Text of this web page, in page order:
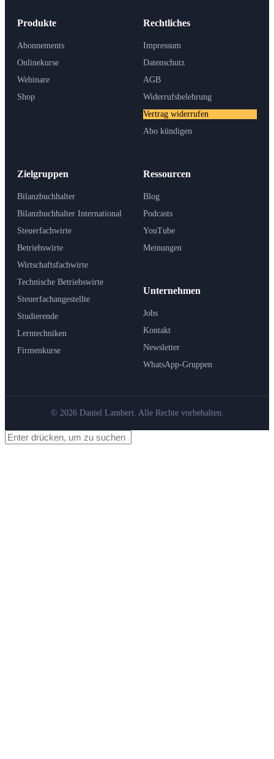
Produkte
Abonnements
Onlinekurse
Webinare
Shop
Zielgruppen
Bilanzbuchhalter
Bilanzbuchhalter International
Steuerfachwirte
Betriebswirte
Wirtschaftsfachwirte
Technische Betriebswirte
Steuerfachangestellte
Studierende
Lerntechniken
Firmenkurse
Ressourcen
Blog
Podcasts
YouTube
Meinungen
Unternehmen
Jobs
Kontakt
Newsletter
WhatsApp-Gruppen
Rechtliches
Impressum
Datenschutz
AGB
Widerrufsbelehrung
Vertrag widerrufen
Abo kündigen
© 2026 Daniel Lambert. Alle Rechte vorbehalten.